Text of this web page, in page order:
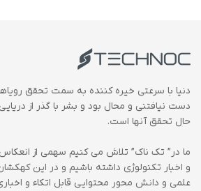
دنیا با سرعتی خیره کننده به سمت تحقق
دست نیافتنی و محال بود و بشر با گذر از
حال تحقق آنها است.
ما در” تک ناک” تلاش می کنیم سهمی از
و اخبار تکنولوژی داشته باشیم و در این
علمی و دانش محور محتوایی قابل اتکاء و